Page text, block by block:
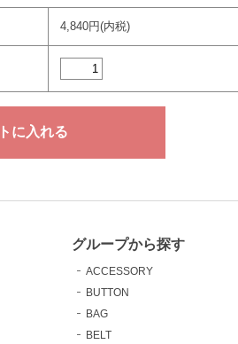
4,840円(内税)
グループから探す
ACCESSORY
BUTTON
BAG
BELT